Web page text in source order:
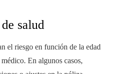
salud
el riesgo en función de la edad
En algunos casos,